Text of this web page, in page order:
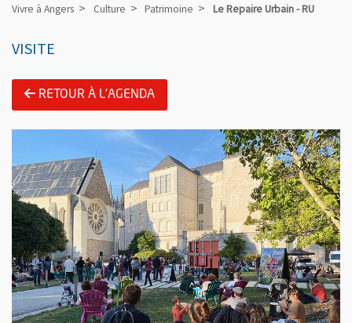
Vivre à Angers Culture Patrimoine Le Repaire Urbain - RU
VISITE
RETOUR À L'AGENDA